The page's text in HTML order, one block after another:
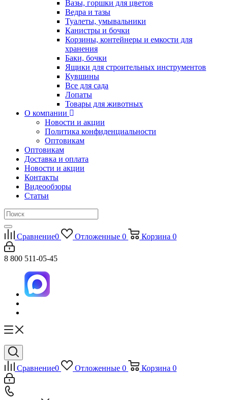
Вазы, горшки для цветов
Ведра и тазы
Туалеты, умывальники
Канистры и бочки
Корзины, контейнеры и емкости для
хранения
Баки, бочки
Ящики для строительных инструментов
Кувшины
Все для сада
Лопаты
Товары для животных
О компании
Новости и акции
Политика конфиденциальности
Оптовикам
Оптовикам
Доставка и оплата
Новости и акции
Контакты
Видеообзоры
Статьи
Сравнение0 Отложенные 0 Корзина 0
8 800 511-05-45
Сравнение0 Отложенные 0 Корзина 0